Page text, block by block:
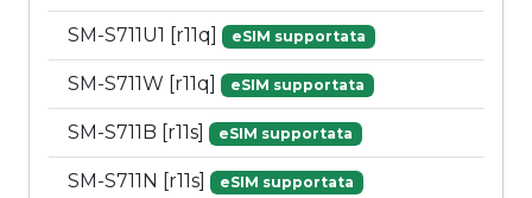
SM-S711U1 [r11q] eSIM supportata
SM-S711W [r11q] eSIM supportata
SM-S711B [r11s] eSIM supportata
SM-S711N [r11s] eSIM supportata